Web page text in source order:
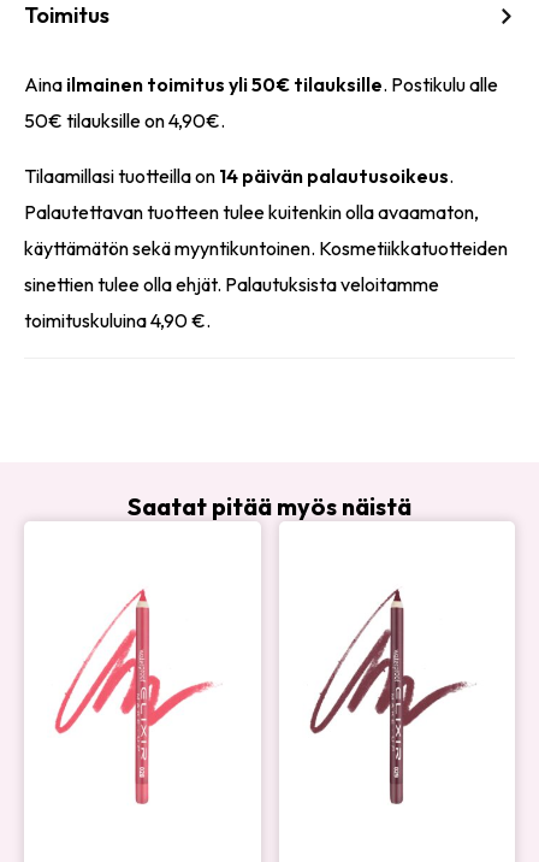
Toimitus
Aina ilmainen toimitus yli 50€ tilauksille. Postikulu alle
50€ tilauksille on 4,90€.
Tilaamillasi tuotteilla on 14 päivän palautusoikeus.
Palautettavan tuotteen tulee kuitenkin olla avaamaton,
käyttämätön sekä myyntikuntoinen. Kosmetiikkatuotteiden
sinettien tulee olla ehjät. Palautuksista veloitamme
toimituskuluina 4,90 €.
Saatat pitää myös näistä